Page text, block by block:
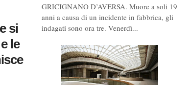
si
le
GRICIGNANO D’AVERSA. Muore a soli 19
anni a causa di un incidente in fabbrica, gli
indagati sono ora tre. Venerdì...